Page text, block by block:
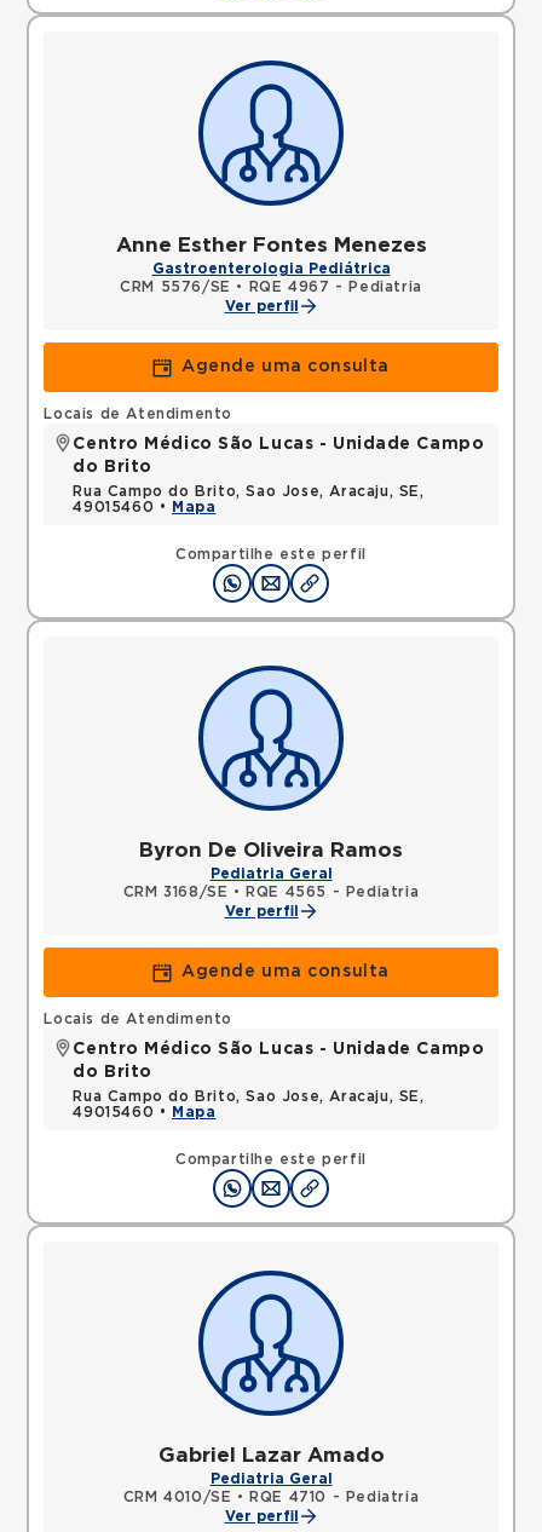
Anne Esther Fontes Menezes
Gastroenterologia Pediátrica
CRM 5576/SE •
RQE 4967 - Pediatria
Ver perfil
Agende uma consulta
Compartilhe este perfil
Locais de Atendimento
Centro Médico São Lucas - Unidade Campo
do Brito
Rua Campo do Brito, Sao Jose, Aracaju, SE,
49015460 •
Mapa
Byron De Oliveira Ramos
Pediatria Geral
CRM 3168/SE •
RQE 4565 - Pediatria
Ver perfil
Agende uma consulta
Compartilhe este perfil
Locais de Atendimento
Centro Médico São Lucas - Unidade Campo
do Brito
Rua Campo do Brito, Sao Jose, Aracaju, SE,
49015460 •
Mapa
Gabriel Lazar Amado
Pediatria Geral
CRM 4010/SE •
RQE 4710 - Pediatria
Ver perfil